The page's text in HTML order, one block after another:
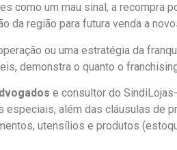
como um mau sinal, a recompra
da região para futura venda a
ou uma estratégia da
demonstra o quanto o
e consultor do SindiLojas-
além das cláusulas de
utensílios e produtos